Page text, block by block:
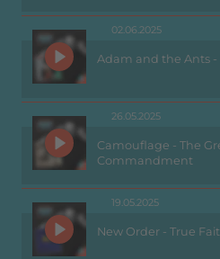
02.06.2025
Adam and the Ants
26.05.2025
Camouflage - The
Commandment
19.05.2025
New Order - True